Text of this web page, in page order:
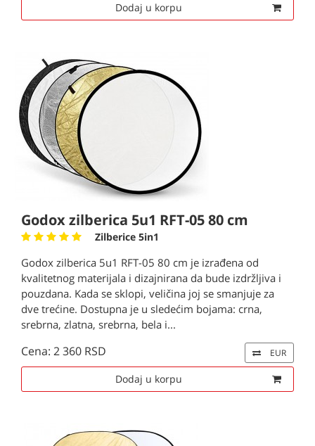
Dodaj u korpu
Godox zilberica 5u1 RFT-05 80 cm
Zilberice 5in1
Godox zilberica 5u1 RFT-05 80 cm je izrađena od
kvalitetnog materijala i dizajnirana da bude izdržljiva i
pouzdana. Kada se sklopi, veličina joj se smanjuje za
dve trećine. Dostupna je u sledećim bojama: crna,
srebrna, zlatna, srebrna, bela i...
Cena: 2 360 RSD EUR
Dodaj u korpu